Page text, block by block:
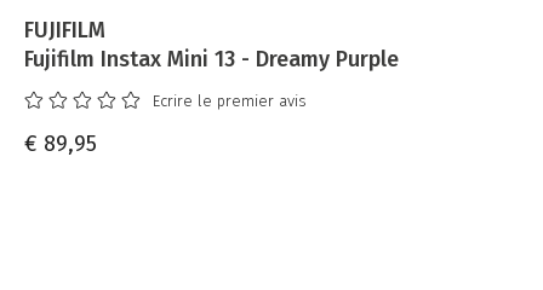
FUJIFILM
Fujifilm Instax Mini 13 - Dreamy Purple
Ecrire le premier avis
€ 89,95